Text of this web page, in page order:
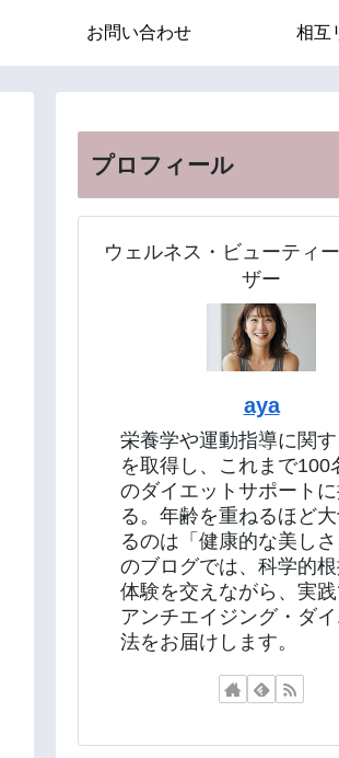
お問い合わせ 相互
プロフィール
ウェルネス・ビューティ
ザー
aya
栄養学や運動指導に関
を取得し、これまで100
のダイエットサポート
る。年齢を重ねるほど
るのは「健康的な美し
のブログでは、科学的
体験を交えながら、実
アンチエイジング・ダイ
法をお届けします。